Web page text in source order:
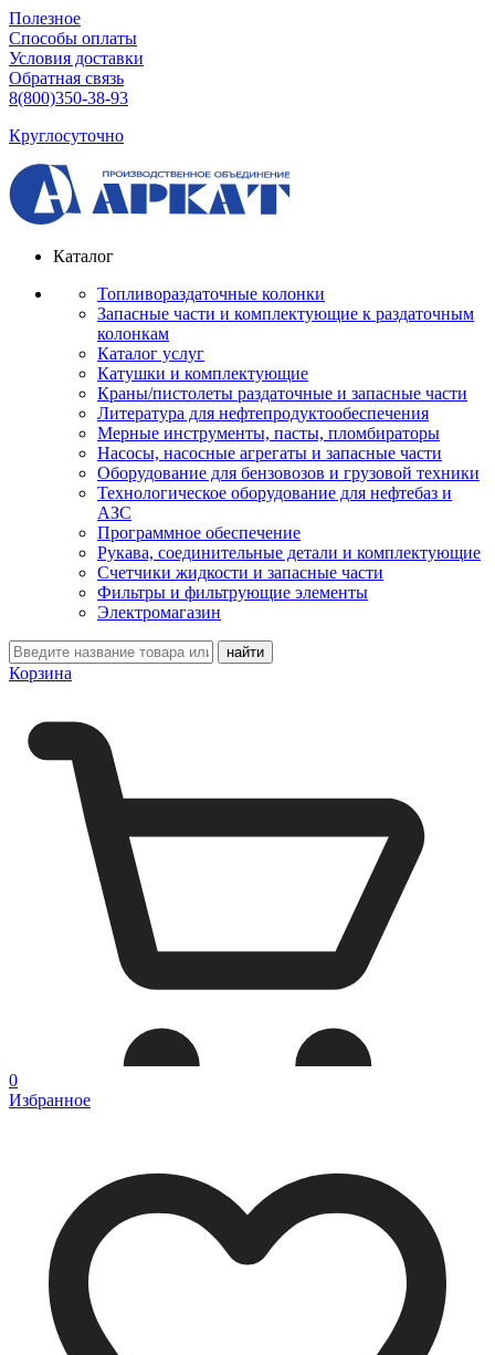
Полезное
Способы оплаты
Условия доставки
Обратная связь
8(800)350-38-93
Круглосуточно
Каталог
Топливораздаточные колонки
Запасные части и комплектующие к раздаточным
колонкам
Каталог услуг
Катушки и комплектующие
Краны/пистолеты раздаточные и запасные части
Литература для нефтепродуктообеспечения
Мерные инструменты, пасты, пломбираторы
Насосы, насосные агрегаты и запасные части
Оборудование для бензовозов и грузовой техники
Технологическое оборудование для нефтебаз и
АЗС
Программное обеспечение
Рукава, соединительные детали и комплектующие
Счетчики жидкости и запасные части
Фильтры и фильтрующие элементы
Электромагазин
Корзина
0
Избранное